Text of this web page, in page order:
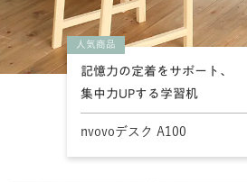
人気商品
記憶力の定着をサポート、
集中力UPする学習机
nvovoデスク A100